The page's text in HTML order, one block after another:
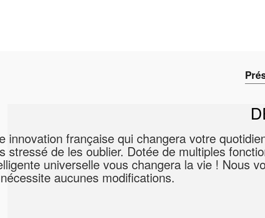
innovation française qui changera votre
stressé de les oublier. Dotée de multiples
universelle vous changera la vie ! Nous
aucunes modifications.